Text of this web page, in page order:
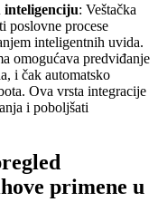
inteligenciju: Veštačka
poslovne procese
inteligentnih uvida.
omogućava predviđanje
i čak automatsko
Ova vrsta integracije
i poboljšati
primene u